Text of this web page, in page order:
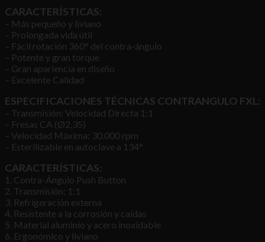
CARACTERÍSTICAS:
– Más pequeño y liviano
– Prolongada vida útil
– Fácil rotación 360° del contra-ángulo
– Potente y gran torque
– Gran apariencia en diseño
– Excelente Calidad
ESPECIFICACIONES TÉCNICAS CONTRANGULO FXL:
– Transmisión: Velocidad Directa 1:1
– Fresas CA (Ø2,35)
– Velocidad Máxima: 30.000 rpm
– Esterilizable en autoclave a 134°
CARACTERÍSTICAS:
1. Contra-Ángulo Push Button
2. Transmisión: 1:1
3. Refrigeración externa
4. Resistente a la corrosión y caídas
5. Material aluminio y acero inoxidable
6. Ergonómico y liviano